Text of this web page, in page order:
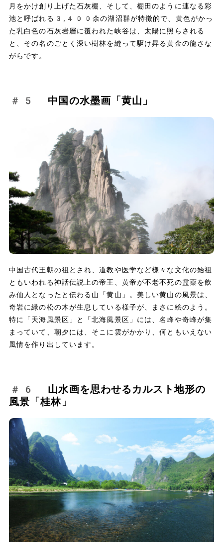
月をかけ創り上げた石灰棚、そして、棚田のように連なる彩
池と呼ばれる3,400余の湖沼群が特徴的で、黄色がかっ
た乳白色の石灰岩層に覆われた峡谷は、太陽に照らされる
と、その名のごとく深い樹林を縫って駆け昇る黄金の龍さな
がらです。
#5 中国の水墨画「黄山」
中国古代王朝の祖とされ、道教や医学など様々な文化の始祖
ともいわれる神話伝説上の帝王、黄帝が不老不死の霊薬を飲
み仙人となったと伝わる山「黄山」。美しい黄山の風景は、
奇岩に緑の松の木が生息している様子が、まさに絵のよう。
特に「天海風景区」と「北海風景区」には、名峰や奇峰が集
まっていて、朝夕には、そこに雲がかかり、何ともいえない
風情を作り出しています。
#6 山水画を思わせるカルスト地形の
風景「桂林」